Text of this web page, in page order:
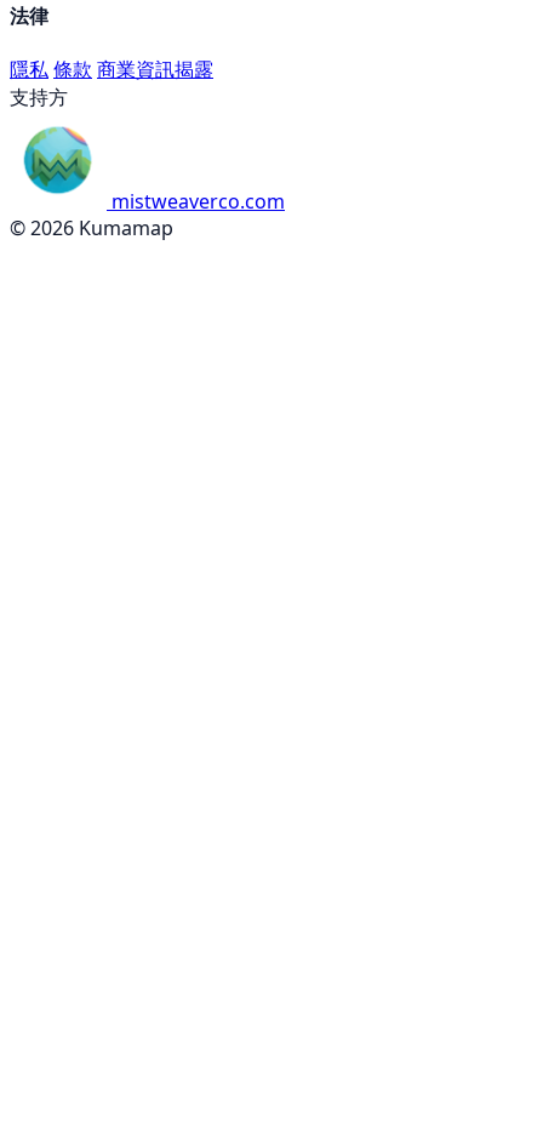
法律
隱私條款 商業資訊揭露
支持方
mistweaverco.com
© 2026 Kumamap